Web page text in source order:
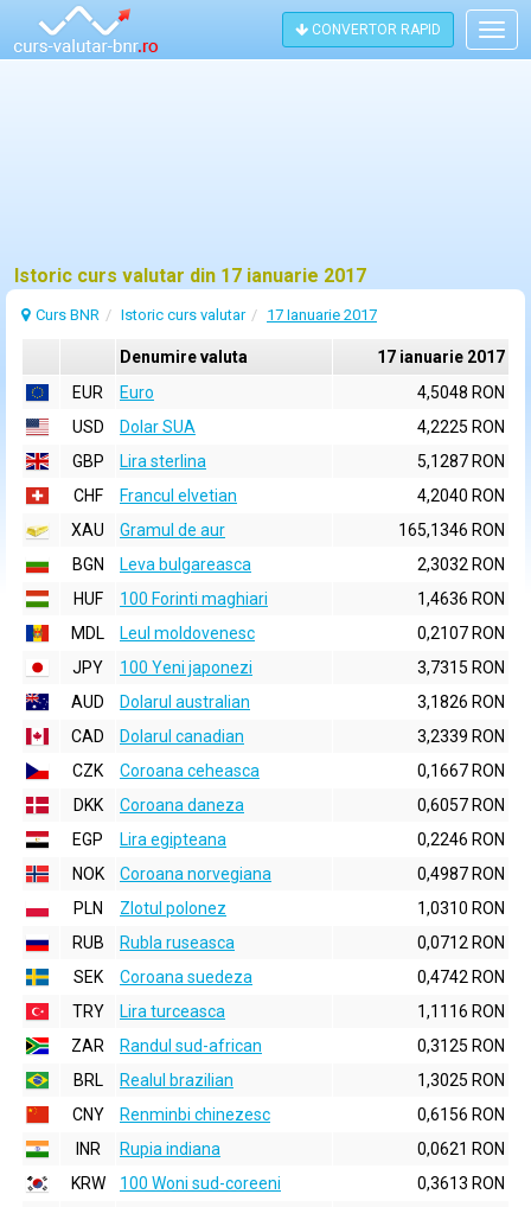
CONVERTOR RAPID
Istoric curs valutar din 17 ianuarie 2017
Curs BNR Istoric curs valutar 17 Ianuarie 2017
Denumire valuta
17 ianuarie 2017
EUR
Euro
4,5048 RON
USD
Dolar SUA
4,2225 RON
GBP
Lira sterlina
5,1287 RON
CHF
Francul elvetian
4,2040 RON
XAU
Gramul de aur
165,1346 RON
BGN
Leva bulgareasca
2,3032 RON
HUF
100 Forinti maghiari
1,4636 RON
MDL
Leul moldovenesc
0,2107 RON
JPY
100 Yeni japonezi
3,7315 RON
AUD
Dolarul australian
3,1826 RON
CAD
Dolarul canadian
3,2339 RON
CZK
Coroana ceheasca
0,1667 RON
DKK
Coroana daneza
0,6057 RON
EGP
Lira egipteana
0,2246 RON
NOK
Coroana norvegiana
0,4987 RON
PLN
Zlotul polonez
1,0310 RON
RUB
Rubla ruseasca
0,0712 RON
SEK
Coroana suedeza
0,4742 RON
TRY
Lira turceasca
1,1116 RON
ZAR
Randul sud-african
0,3125 RON
BRL
Realul brazilian
1,3025 RON
CNY
Renminbi chinezesc
0,6156 RON
INR
Rupia indiana
0,0621 RON
KRW
100 Woni sud-coreeni
0,3613 RON